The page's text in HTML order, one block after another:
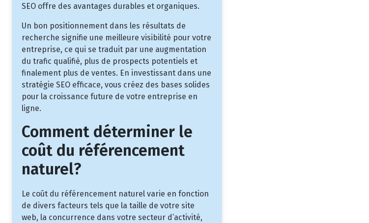
SEO offre des avantages durables et organiques.
Un bon positionnement dans les résultats de
recherche signifie une meilleure visibilité pour votre
entreprise, ce qui se traduit par une augmentation
du trafic qualifié, plus de prospects potentiels et
finalement plus de ventes. En investissant dans une
stratégie SEO efficace, vous créez des bases solides
pour la croissance future de votre entreprise en
ligne.
Comment déterminer le
coût du référencement
naturel?
Le coût du référencement naturel varie en fonction
de divers facteurs tels que la taille de votre site
web, la concurrence dans votre secteur d’activité,